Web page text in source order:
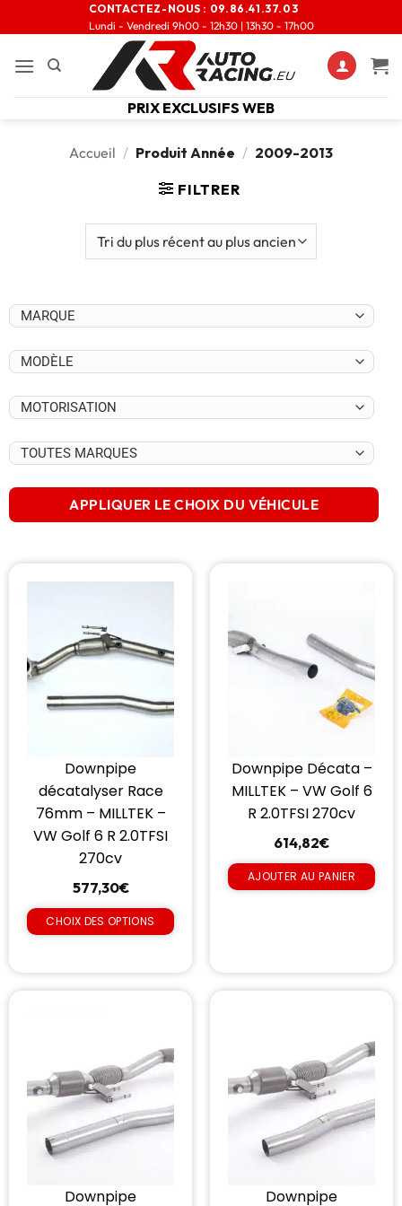
CONTACTEZ-NOUS : 09.86.41.37.03
Lundi - Vendredi 9h00 - 12h30 | 13h30 - 17h00
PRIX EXCLUSIFS WEB
Accueil / Produit Année / 2009-2013
FILTRER
APPLIQUER LE CHOIX DU VÉHICULE
Downpipe
décatalyser Race
76mm – MILLTEK –
VW Golf 6 R 2.0TFSI
270cv
577,30€
CHOIX DES OPTIONS
Downpipe Décata –
MILLTEK – VW Golf 6
R 2.0TFSI 270cv
614,82€
AJOUTER AU PANIER
Downpipe Downpipe